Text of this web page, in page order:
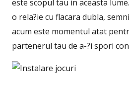
este scopul tau in aceasta
o rela?ie cu flacara dubla,
acum este momentul atat
partenerul tau de a-?i spori